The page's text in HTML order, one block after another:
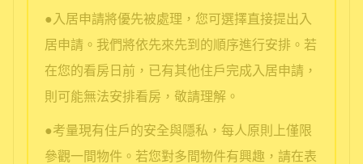
●入居申請將優先被處理，您可選擇直接提出入
居申請。我們將依先來先到的順序進行安排。若
在您的看房日前，已有其他住戶完成入居申請，
則可能無法安排看房，敬請理解。
●考量現有住戶的安全與隱私，每人原則上僅限
參觀一間物件。若您對多間物件有興趣，請在表